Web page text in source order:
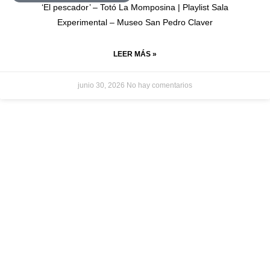
‘El pescador’ – Totó La Momposina | Playlist Sala
Experimental – Museo San Pedro Claver
LEER MÁS »
junio 30, 2026 No hay comentarios